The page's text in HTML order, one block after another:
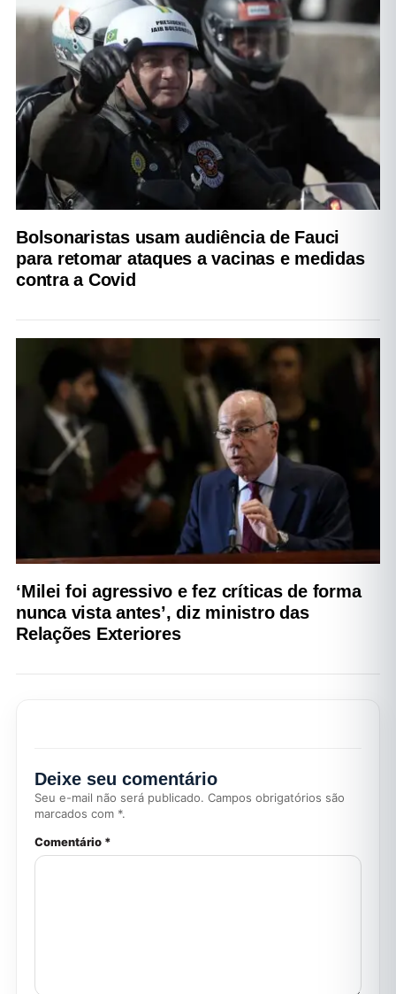
Bolsonaristas usam audiência de Fauci
para retomar ataques a vacinas e medidas
contra a Covid
‘Milei foi agressivo e fez críticas de forma
nunca vista antes’, diz ministro das
Relações Exteriores
Deixe seu comentário
Seu e-mail não será publicado. Campos obrigatórios são
marcados com *.
Comentário *